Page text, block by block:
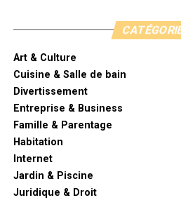
Art & Culture
Cuisine & Salle de bain
Divertissement
Entreprise & Business
Famille & Parentage
Habitation
Internet
Jardin & Piscine
Juridique & Droit